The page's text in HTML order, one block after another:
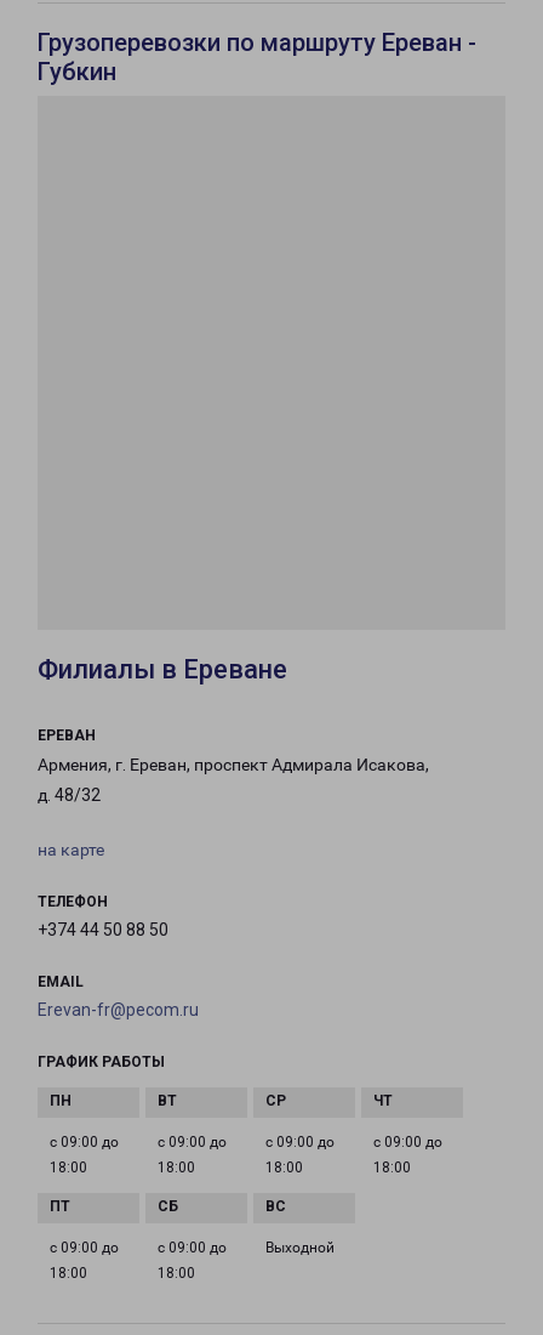
Грузоперевозки по маршруту Ереван -
Губкин
Филиалы в Ереване
ЕРЕВАН
Армения, г. Ереван, проспект Адмирала Исакова,
д. 48/32
на карте
ТЕЛЕФОН
+374 44 50 88 50
EMAIL
Erevan-fr@pecom.ru
ГРАФИК РАБОТЫ
с 09:00 до
18:00
с 09:00 до
18:00
с 09:00 до
18:00
с 09:00 до
18:00
с 09:00 до
18:00
с 09:00 до
18:00
Выходной